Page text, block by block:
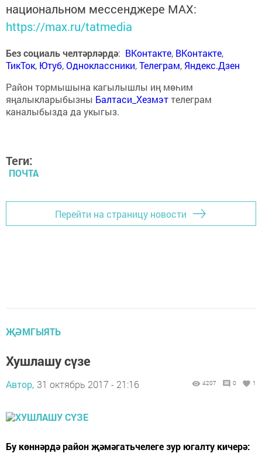
национальном мессенджере MАХ:
https://max.ru/tatmedia
Без социаль челтәрләрдә: ВКонтакте, ВКонтакте,
ТикТок, Ютуб,Одноклассники,Телеграм, Яндекс.Дзен
Район тормышына кагылышлы иң мөһим
яңалыкларыбызны Балтаси_Хезмэттелеграм
каналыбызда да укыгыз.
Теги:
ПОЧТА
Перейти на страницу новости
ҖӘМГЫЯТЬ
Хушлашу сүзе
Автор, 31 октябрь 2017 - 21:16 4207 0 1
Бу көннәрдә район җәмәгатьчелеге зур югалту кичерә: